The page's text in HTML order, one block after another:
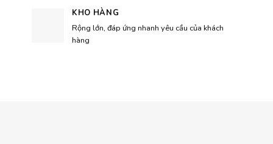
KHO HÀNG
Rộng lớn, đáp ứng nhanh yêu cầu của khách
hàng